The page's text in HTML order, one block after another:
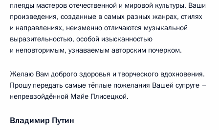
плеяды мастеров отечественной и мировой культуры. Ваши
произведения, созданные в самых разных жанрах, стилях
и направлениях, неизменно отличаются музыкальной
выразительностью, особой изысканностью
и неповторимым, узнаваемым авторским почерком.
Желаю Вам доброго здоровья и творческого вдохновения.
Прошу передать самые тёплые пожелания Вашей супруге –
непревзойдённой Майе Плисецкой.
Владимир Путин